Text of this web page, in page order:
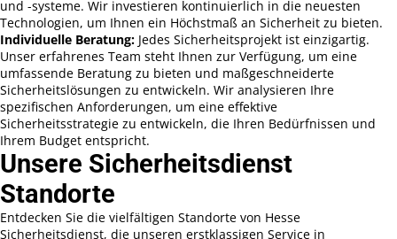
und -systeme. Wir investieren kontinuierlich in die neuesten
Technologien, um Ihnen ein Höchstmaß an Sicherheit zu bieten.
Individuelle Beratung: Jedes Sicherheitsprojekt ist einzigartig.
Unser erfahrenes Team steht Ihnen zur Verfügung, um eine
umfassende Beratung zu bieten und maßgeschneiderte
Sicherheitslösungen zu entwickeln. Wir analysieren Ihre
spezifischen Anforderungen, um eine effektive
Sicherheitsstrategie zu entwickeln, die Ihren Bedürfnissen und
Ihrem Budget entspricht.
Unsere Sicherheitsdienst
Standorte
Entdecken Sie die vielfältigen Standorte von Hesse
Sicherheitsdienst, die unseren erstklassigen Service in